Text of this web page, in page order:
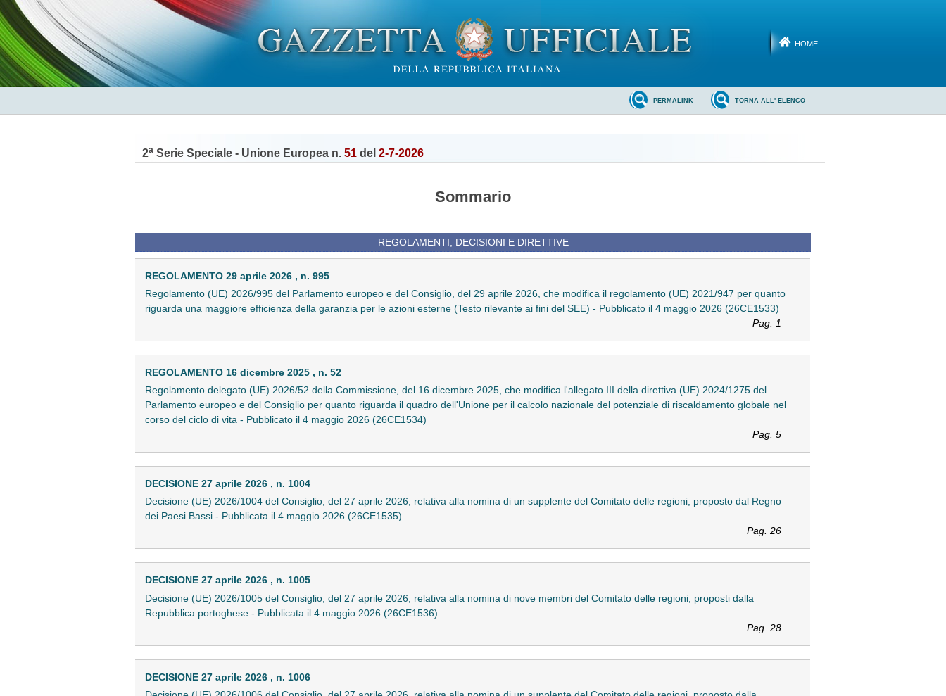
HOME
TORNA ALL' ELENCO
PERMALINK
2a Serie Speciale - Unione Europea n. 51 del 2-7-2026
Sommario
REGOLAMENTI, DECISIONI E DIRETTIVE
REGOLAMENTO 29 aprile 2026 , n. 995
Regolamento (UE) 2026/995 del Parlamento europeo e del Consiglio, del 29 aprile 2026, che modifica il regolamento (UE) 2021/947 per quanto
riguarda una maggiore efficienza della garanzia per le azioni esterne (Testo rilevante ai fini del SEE) - Pubblicato il 4 maggio 2026 (26CE1533)
Pag. 1
REGOLAMENTO 16 dicembre 2025 , n. 52
Regolamento delegato (UE) 2026/52 della Commissione, del 16 dicembre 2025, che modifica l'allegato III della direttiva (UE) 2024/1275 del
Parlamento europeo e del Consiglio per quanto riguarda il quadro dell'Unione per il calcolo nazionale del potenziale di riscaldamento globale nel
corso del ciclo di vita - Pubblicato il 4 maggio 2026 (26CE1534)
Pag. 5
DECISIONE 27 aprile 2026 , n. 1004
Decisione (UE) 2026/1004 del Consiglio, del 27 aprile 2026, relativa alla nomina di un supplente del Comitato delle regioni, proposto dal Regno
dei Paesi Bassi - Pubblicata il 4 maggio 2026 (26CE1535)
Pag. 26
DECISIONE 27 aprile 2026 , n. 1005
Decisione (UE) 2026/1005 del Consiglio, del 27 aprile 2026, relativa alla nomina di nove membri del Comitato delle regioni, proposti dalla
Repubblica portoghese - Pubblicata il 4 maggio 2026 (26CE1536)
Pag. 28
DECISIONE 27 aprile 2026 , n. 1006